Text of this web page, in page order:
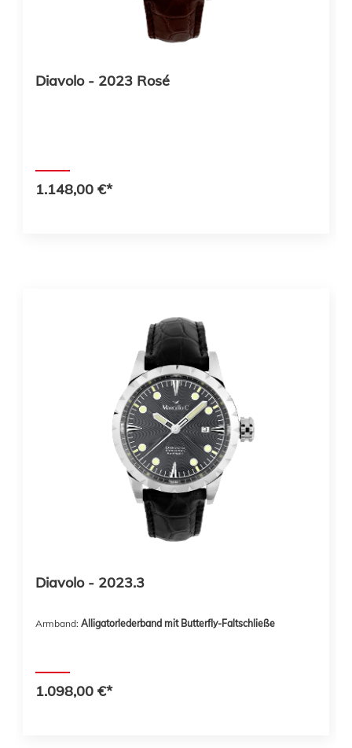
Diavolo - 2023 Rosé
1.148,00 €*
Diavolo - 2023.3
Armband: Alligatorlederband mit Butterfly-Faltschließe
1.098,00 €*